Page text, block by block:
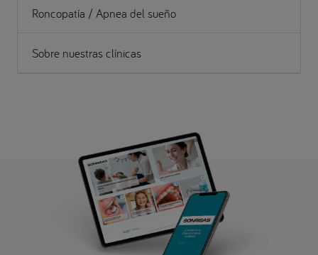
Roncopatía / Apnea del sueño
Sobre nuestras clínicas